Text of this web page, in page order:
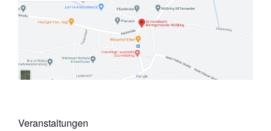
Veranstaltungen